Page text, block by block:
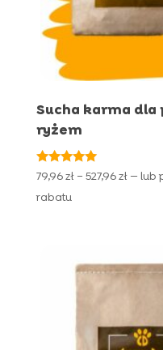
Sucha karma
ryżem
Oceniono
4.91
na 5
79,96zł – 527,96złZakres
527,96 zł
— lub
rabatu